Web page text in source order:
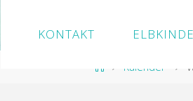
KONTAKT
StartKalender